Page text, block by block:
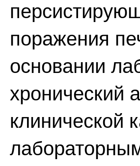
поражения
основании
хронический
клинической